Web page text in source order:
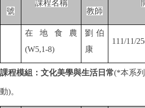
號
課程名稱
教師
在地食農
(W5,1-8)
劉伯
康
111/11/
課程模組：文化美學與生活日常(*本系
動)。